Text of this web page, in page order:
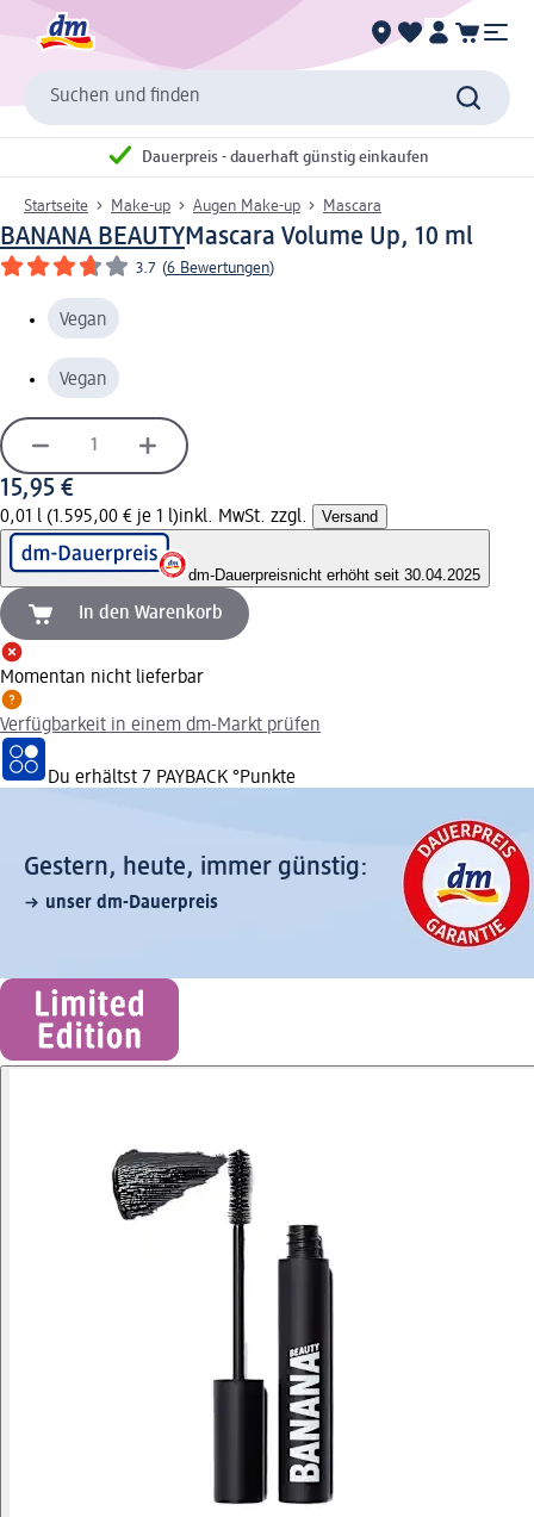
Suchen und finden
Dauerpreis - dauerhaft günstig einkaufen
Startseite Make-up Augen Make-up Mascara
BANANA BEAUTYMascara Volume Up, 10 ml
3.7 (6 Bewertungen)
Vegan
Vegan
15,95 €
0,01 l (1.595,00 € je 1 l)inkl. MwSt. zzgl. Versand
dm-Dauerpreisnicht erhöht seit 30.04.2025
In den Warenkorb
Momentan nicht lieferbar
Verfügbarkeit in einem dm-Markt prüfen
Du erhältst 7 PAYBACK °Punkte
Gestern, heute, immer günstig:
unser dm-Dauerpreis